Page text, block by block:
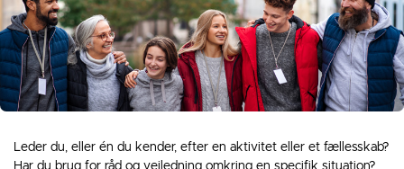
Leder du, eller én du kender, efter en aktivitet eller et fællesskab?
Har du brug for råd og vejledning omkring en specifik situation?